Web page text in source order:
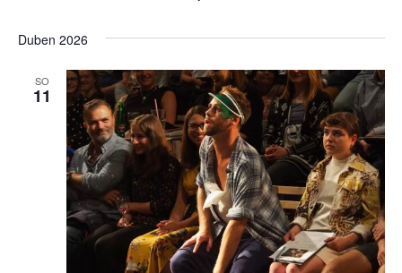
Duben 2026
SO
11